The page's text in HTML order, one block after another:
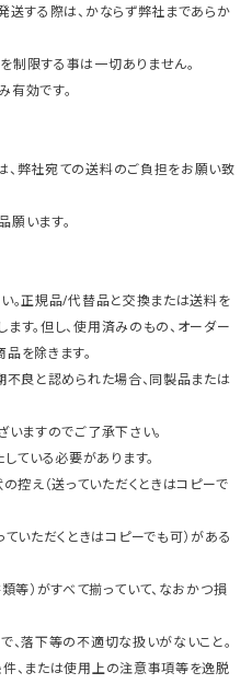
する際は、かならず弊社まであらか
限する事は一切ありません。
効です。
弊社宛ての送料のご負担をお願い致
います。
。正規品/代替品と交換または送料を
す。但し、使用済みのもの、オーダー
を除きます。
良と認められた場合、同製品または
ますのでご了承下さい。
ている必要があります。
控え（送っていただくときはコピーで
いただくときはコピーでも可）がある
等）がすべて揃っていて、なおかつ損
、落下等の不適切な扱いがないこと。
、または使用上の注意事項等を逸脱